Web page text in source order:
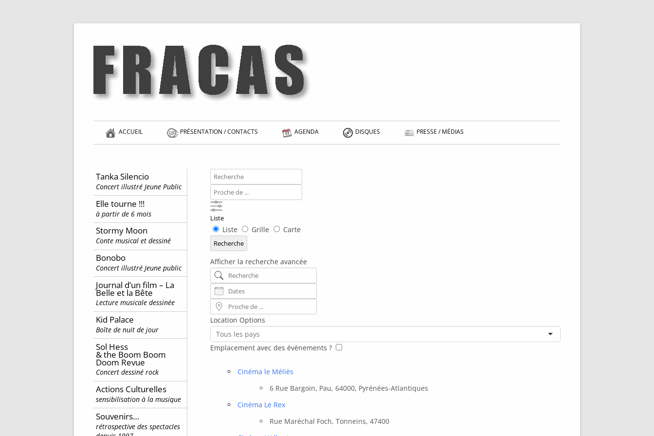
Aller
Fracas
ACCUEIL PRÉSENTATION / CONTACTS AGENDA DISQUES PRESSE / MÉDIAS
Recherche
Proche
de
...
Liste
Type
d’affichage
des
résultats
de
la
recherche
Liste Grille Carte
Recherche
Afficher la recherche avancée
Recherche
Dates
Proche
de
...
Location Options
Pays
Emplacement avec des évènements ?
Cinéma le Méliès
6 Rue Bargoin, Pau, 64000, Pyrénées-Atlantiques
Cinéma Le Rex
Rue Maréchal Foch, Tonneins, 47400
Tanka Silencio
Concert illustré Jeune Public
Elle tourne !!!
à partir de 6 mois
Stormy Moon
Conte musical et dessiné
Bonobo
Concert illustré Jeune public
Journal d’un film – La
Belle et la Bête
Lecture musicale dessinée
Kid Palace
Boîte de nuit de jour
Sol Hess
& the Boom Boom
Doom Revue
Concert dessiné rock
Actions Culturelles
sensibilisation à la musique
Souvenirs…
rétrospective des spectacles